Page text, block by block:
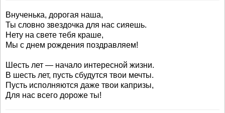
Внученька, дорогая наша,
Ты словно звездочка для нас сияешь.
Нету на свете тебя краше,
Мы с днем рождения поздравляем!
Шесть лет — начало интересной жизни.
В шесть лет, пусть сбудутся твои мечты.
Пусть исполняются даже твои капризы,
Для нас всего дороже ты!